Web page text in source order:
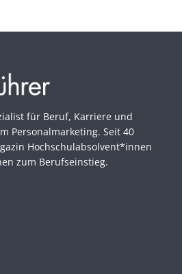
für Beruf, Karriere und
Personal­marketing. Seit 40
Hochschul­absolvent*innen
zum Berufseinstieg.